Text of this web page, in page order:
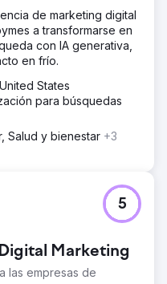
de marketing digital
a transformarse en
con IA generativa,
en frío.
States
para búsquedas
Salud y bienestar +3
Marketing
las empresas de
5